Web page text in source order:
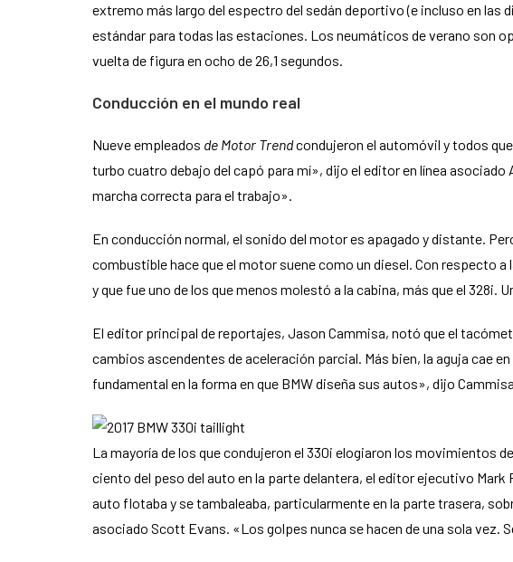
extremo más largo del espectro del sedán deportivo (e incluso en
estándar para todas las estaciones. Los neumáticos de verano son
vuelta de figura en ocho de 26,1 segundos.
Conducción en el mundo real
Nueve empleados de Motor Trendcondujeron el automóvil y todos
turbo cuatro debajo del capó para mí», dijo el editor en línea
marcha correcta para el trabajo».
En conducción normal, el sonido del motor es apagado y distante.
combustible hace que el motor suene como un diesel. Con respecto
y que fue uno de los que menos molestó a la cabina, más que el 328i.
El editor principal de reportajes, Jason Cammisa, notó que el
cambios ascendentes de aceleración parcial. Más bien, la aguja cae
fundamental en la forma en que BMW diseña sus autos», dijo
La mayoría de los que condujeron el 330i elogiaron los movimientos
ciento del peso del auto en la parte delantera, el editor ejecutivo
auto flotaba y se tambaleaba, particularmente en la parte trasera,
asociado Scott Evans. «Los golpes nunca se hacen de una sola vez.